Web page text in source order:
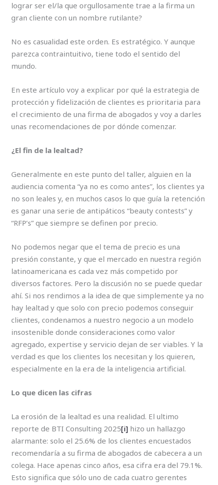
lograr ser el/la que orgullosamente trae a la firma un
gran cliente con un nombre rutilante?
No es casualidad este orden. Es estratégico. Y aunque
parezca contraintuitivo, tiene todo el sentido del
mundo.
En este artículo voy a explicar por qué la estrategia de
protección y fidelización de clientes es prioritaria para
el crecimiento de una firma de abogados y voy a darles
unas recomendaciones de por dónde comenzar.
¿El fin de la lealtad?
Generalmente en este punto del taller, alguien en la
audiencia comenta “ya no es como antes”, los clientes ya
no son leales y, en muchos casos lo que guía la retención
es ganar una serie de antipáticos “beauty contests” y
“RFP’s” que siempre se definen por precio.
No podemos negar que el tema de precio es una
presión constante, y que el mercado en nuestra región
latinoamericana es cada vez más competido por
diversos factores. Pero la discusión no se puede quedar
ahí. Si nos rendimos a la idea de que simplemente ya no
hay lealtad y que solo con precio podemos conseguir
clientes, condenamos a nuestro negocio a un modelo
insostenible donde consideraciones como valor
agregado, expertise y servicio dejan de ser viables. Y la
verdad es que los clientes los necesitan y los quieren,
especialmente en la era de la inteligencia artificial.
Lo que dicen las cifras
La erosión de la lealtad es una realidad. El ultimo
reporte de BTI Consulting 2025[i] hizo un hallazgo
alarmante: solo el 25.6% de los clientes encuestados
recomendaría a su firma de abogados de cabecera a un
colega. Hace apenas cinco años, esa cifra era del 79.1%.
Esto significa que sólo uno de cada cuatro gerentes